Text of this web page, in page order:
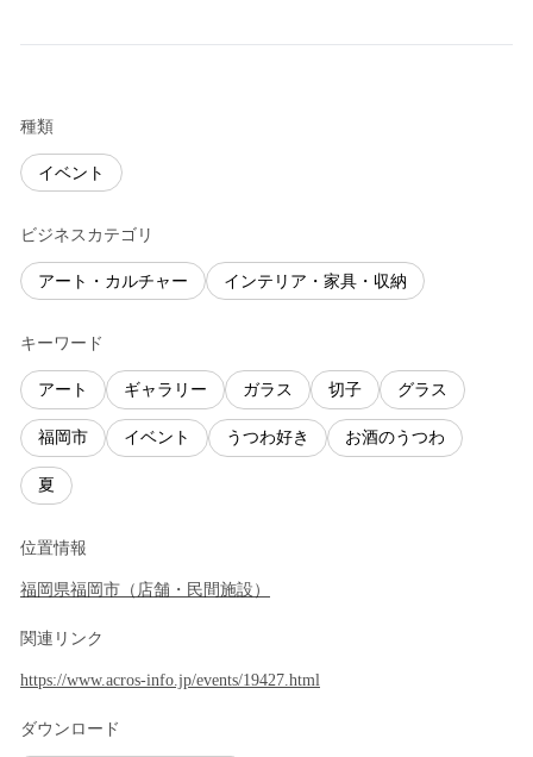
種類
イベント
ビジネスカテゴリ
アート・カルチャー インテリア・家具・収納
キーワード
アート ギャラリー ガラス 切子 グラス
福岡市 イベント うつわ好き お酒のうつわ
夏
位置情報
福岡県福岡市 （ 店舗・民間施設 ）
関連リンク
https://www.acros-info.jp/events/19427.html
ダウンロード